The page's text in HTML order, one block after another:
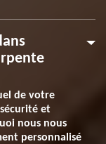
de votre
et
nous nous
personnalisé